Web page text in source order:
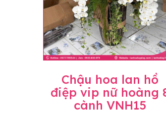
Chậu hoa lan hồ
điệp vip nữ hoàng
cành VNH15